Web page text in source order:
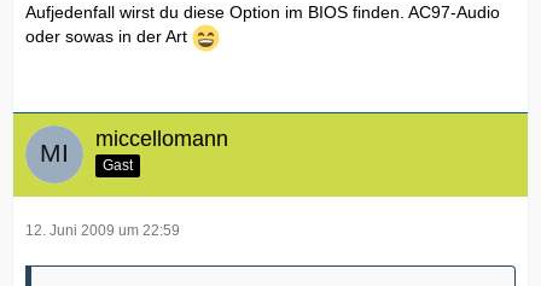
Aufjedenfall wirst du diese Option im BIOS finden. AC97-Audio
oder sowas in der Art
miccellomann
Gast
12. Juni 2009 um 22:59